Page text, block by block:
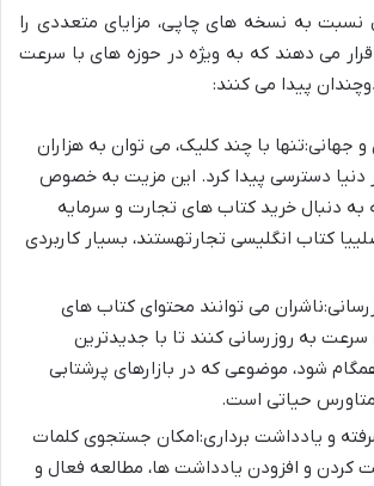
نسبت به نسخه های چاپی، مزایای متعددی را
قرار می دهند که به ویژه در حوزه های با سرعت
پیدا می کنند:
جهانی:تنها با چند کلیک، می توان به هزاران
دنیا دسترسی پیدا کرد. این مزیت به خصوص
به دنبال خرید کتاب های تجارت و سرمایه
کتاب انگلیسی تجارتهستند، بسیار کاربردی
می توانند محتوای کتاب های
سرعت به روزرسانی کنند تا با جدیدترین
شود، موضوعی که در بازارهای پرشتابی
و یادداشت برداری:امکان جستجوی کلمات
کردن و افزودن یادداشت ها، مطالعه فعال و